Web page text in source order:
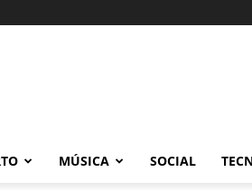
MÚSICA SOCIAL